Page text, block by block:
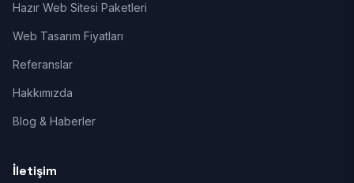
Hazır Web Sitesi Paketleri
Web Tasarım Fiyatları
Referanslar
Hakkımızda
Blog & Haberler
İletişim